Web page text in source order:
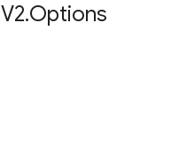
V2.Options